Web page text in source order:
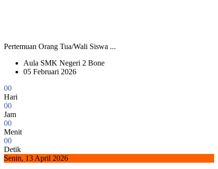
Pertemuan Orang Tua/Wali Siswa ...
Aula SMK Negeri 2 Bone
05 Februari 2026
00
Hari
00
Jam
00
Menit
00
Detik
Senin, 13 April 2026